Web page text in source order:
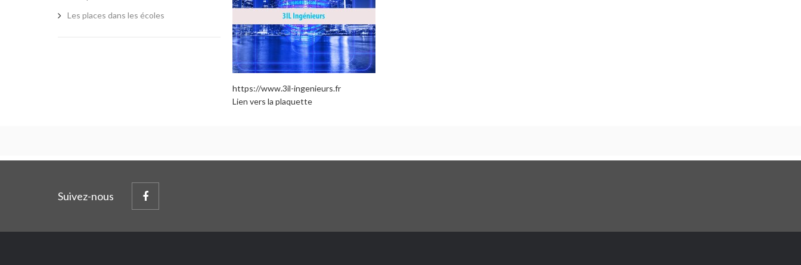
https://www.3il-ingenieurs.fr
Lien vers la plaquette
Les places dans les écoles
Suivez-nous